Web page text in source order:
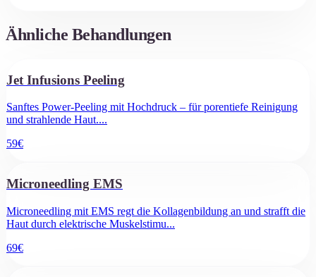
Ähnliche Behandlungen
Jet Infusions Peeling
Sanftes Power-Peeling mit Hochdruck – für porentiefe Reinigung
und strahlende Haut....
59€
Microneedling EMS
Microneedling mit EMS regt die Kollagenbildung an und strafft die
Haut durch elektrische Muskelstimu...
69€